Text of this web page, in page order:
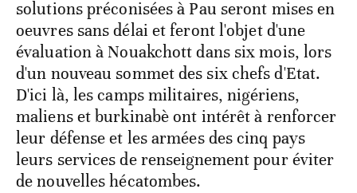
solutions préconisées à Pau seront mises en
oeuvres sans délai et feront l'objet d'une
évaluation à Nouakchott dans six mois, lors
d'un nouveau sommet des six chefs d'Etat.
D'ici là, les camps militaires, nigériens,
maliens et burkinabè ont intérêt à renforcer
leur défense et les armées des cinq pays
leurs services de renseignement pour éviter
de nouvelles hécatombes.